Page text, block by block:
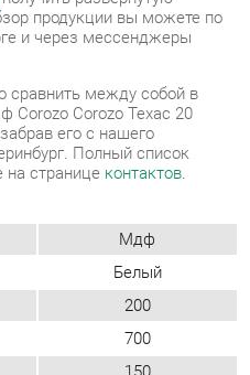
его с нашего
Полный список
страницеконтактов.
Мдф
Белый
200
150
Настенный
Полки
Узкий